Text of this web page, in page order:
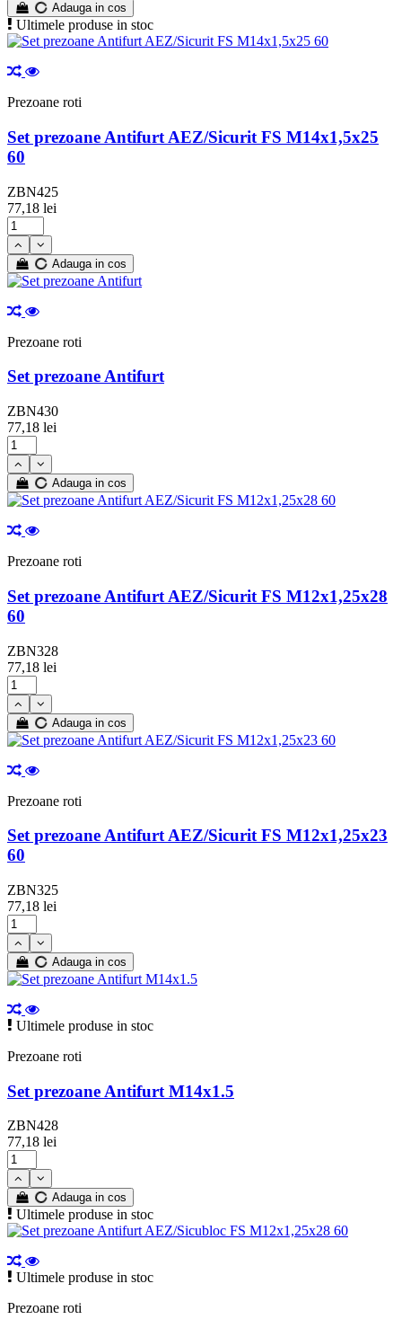
Diametru janta 14"
Diametru janta 15"
Diametru janta 16"
Adauga in cos
Ultimele produse in stoc
Prezoane roti
Set prezoane Antifurt AEZ/Sicurit FS M14x1,5x25
60
ZBN425
77,18 lei
Adauga in cos
Prezoane roti
Set prezoane Antifurt
ZBN430
77,18 lei
Adauga in cos
Prezoane roti
Set prezoane Antifurt AEZ/Sicurit FS M12x1,25x28
60
ZBN328
77,18 lei
Adauga in cos
Prezoane roti
Set prezoane Antifurt AEZ/Sicurit FS M12x1,25x23
60
ZBN325
77,18 lei
Adauga in cos
Ultimele produse in stoc
Prezoane roti
Set prezoane Antifurt M14x1.5
ZBN428
77,18 lei
Adauga in cos
Ultimele produse in stoc
Ultimele produse in stoc
Prezoane roti